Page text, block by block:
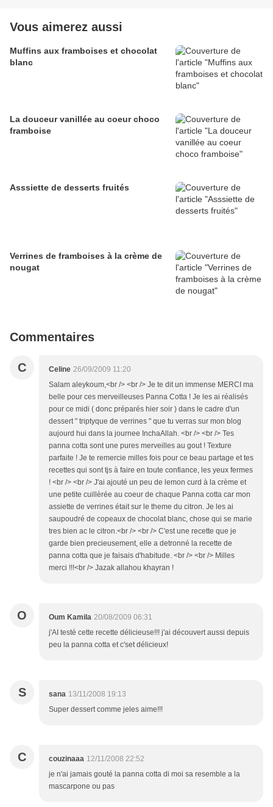
Vous aimerez aussi
Muffins aux framboises et chocolat
blanc
La douceur vanillée au coeur choco
framboise
Asssiette de desserts fruités
Verrines de framboises à la crème de
nougat
Commentaires
C Celine 26/09/2009 11:20
Salam aleykoum,<br /> <br /> Je te dit un immense MERCI ma
belle pour ces merveilleuses Panna Cotta ! Je les ai réalisés
pour ce midi ( donc préparés hier soir ) dans le cadre d'un
dessert " triptyque de verrines " que tu verras sur mon blog
aujourd hui dans la journee InchaAllah. <br /> <br /> Tes
panna cotta sont une pures merveilles au gout ! Texture
parfaite ! Je te remercie milles fois pour ce beau partage et tes
recettes qui sont tjs à faire en toute confiance, les yeux fermes
! <br /> <br /> J'ai ajouté un peu de lemon curd à la crème et
une petite cuillèrée au coeur de chaque Panna cotta car mon
assiette de verrines était sur le theme du citron. Je les ai
saupoudré de copeaux de chocolat blanc, chose qui se marie
tres bien ac le citron.<br /> <br /> C'est une recette que je
garde bien precieusement, elle a detronné la recette de
panna cotta que je faisais d'habitude. <br /> <br /> Milles
merci !!!<br /> Jazak allahou khayran !
O Oum Kamila 20/08/2009 06:31
j'AI testé cette recette délicieuse!!! j'ai découvert aussi depuis
peu la panna cotta et c'set délicieux!
S sana 13/11/2008 19:13
Super dessert comme jeles aime!!!
C couzinaaa 12/11/2008 22:52
je n'ai jamais gouté la panna cotta di moi sa resemble a la
mascarpone ou pas